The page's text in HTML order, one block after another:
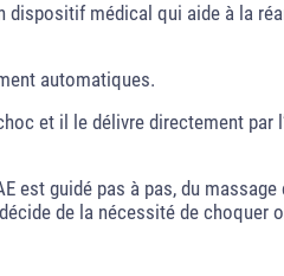
dispositif médical qui aide à la
automatiques.
et il le délivre directement par
est guidé pas à pas, du
de la nécessité de choquer